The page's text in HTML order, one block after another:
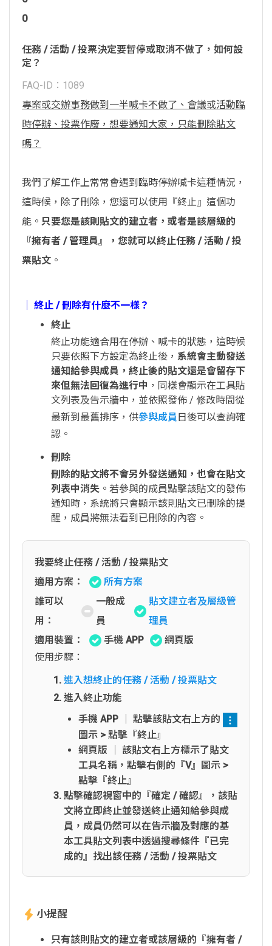
0
任務 / 活動 / 投票決定要暫停或取消不做了，如何設
定？
FAQ-ID：1089
專案或交辦事務做到一半喊卡不做了、會議或活動臨
時停辦、投票作廢，想要通知大家，只能刪除貼文
嗎？
我們了解工作上常常會遇到臨時停辦喊卡這種情況，
這時候，除了刪除，您還可以使用『終止』這個功
能。 只要您是該則貼文的建立者，或者是該層級的
『擁有者 / 管理員』，您就可以終止任務 / 活動 / 投
票貼文 。
│ 終止 / 刪除有什麼不一樣？
終止
終止功能適合用在停辦、喊卡的狀態，這時候
只要依照下方設定為終止後， 系統會主動發送
通知給參與成員，終止後的貼文還是會留存下
來但無法回復為進行中 ，同樣會顯示在工具貼
文列表及告示牆中，並依照發佈 / 修改時間從
最新到最舊排序，供參與成員 日後可以查詢確
認。
刪除
刪除的貼文將不會另外發送通知，也會在貼文
列表中消失 。若參與的成員點擊該貼文的發佈
通知時，系統將只會顯示該則貼文已刪除的提
醒，成員將無法看到已刪除的內容。
我要終止任務 / 活動 / 投票貼文
適用方案：
所有方案
誰可以
用：
一般成
員
貼文建立者及層級管
理員
適用裝置：
手機 APP
網頁版
使用步驟：
進入想終止的任務 / 活動 / 投票貼文
進入終止功能
手機 APP │ 點擊該貼文右上方的
圖示 > 點擊『終止』
網頁版 │ 該貼文右上方標示了貼文
工具名稱，點擊右側的『V』圖示 >
點擊『終止』
點擊確認視窗中的『確定 / 確認』，該貼
文將立即終止並發送終止通知給參與成
員，成員仍然可以在告示牆及對應的基
本工具貼文列表中透過搜尋條件『已完
成的』找出該任務 / 活動 / 投票貼文
小提醒
只有該則貼文的建立者或該層級的『擁有者 /